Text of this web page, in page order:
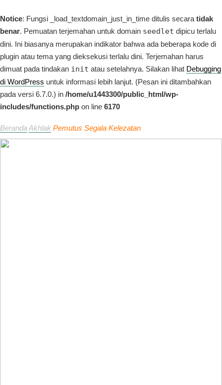
Notice: Fungsi _load_textdomain_just_in_time ditulis secara tidak
benar. Pemuatan terjemahan untuk domain seedlet dipicu terlalu
dini. Ini biasanya merupakan indikator bahwa ada beberapa kode di
plugin atau tema yang dieksekusi terlalu dini. Terjemahan harus
dimuat pada tindakan init atau setelahnya. Silakan lihat Debugging
di WordPress untuk informasi lebih lanjut. (Pesan ini ditambahkan
pada versi 6.7.0.) in /home/u1443300/public_html/wp-
includes/functions.php on line 6170
BerandaAkhlak Pemutus Segala Kelezatan